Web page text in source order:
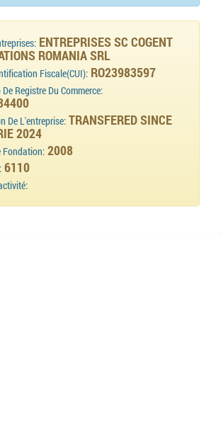
ENTREPRISES SC COGENT
ROMANIA SRL
Fiscale(CUI): RO23983597
Registre Du Commerce:
De L'entreprise: TRANSFERED SINCE
2024
Fondation: 2008
6110